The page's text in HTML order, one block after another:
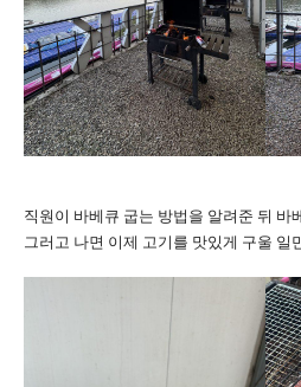
직원이 바베큐 굽는 방법을 알려준 뒤 바
그러고 나면 이제 고기를 맛있게 구울 일